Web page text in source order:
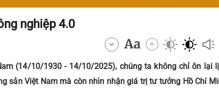
nghiệp 4.0
(14/10/1930 - 14/10/2025), chúng ta không chỉ ôn lại
sản Việt Nam mà còn nhìn nhận giá trị tư tưởng Hồ Chí